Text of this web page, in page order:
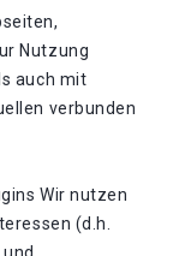
Nutzung
auch mit
verbunden
Wir nutzen
(d.h.